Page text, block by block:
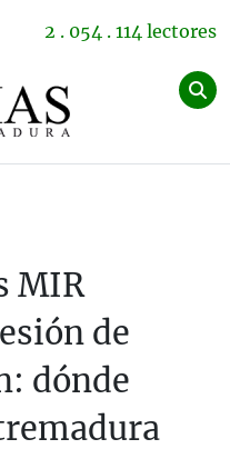
2 . 054 . 114 lectores
MIR
de
dónde